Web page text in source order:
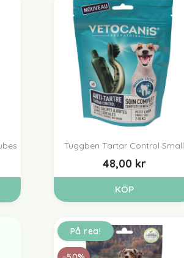
Snabbvy
Tuggben Tartar Control Small
48,00 kr
KÖP
På rea!